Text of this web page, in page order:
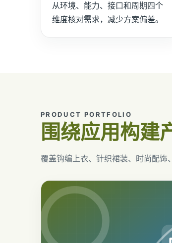
从环境、能力、接口和周期四个
维度核对需求，减少方案偏差。
PRODUCT PORTFOLIO
围绕应用构建
覆盖钩编上衣、针织裙装、时尚配饰